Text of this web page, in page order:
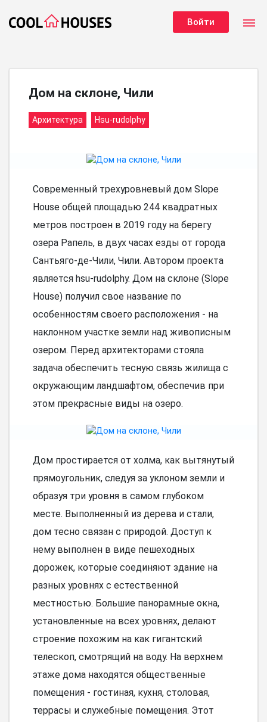
Войти dehaze
Дом на склоне, Чили
Архитектура Hsu-rudolphy
Современный трехуровневый дом Slope
House общей площадью 244 квадратных
метров построен в 2019 году на берегу
озера Рапель, в двух часах езды от города
Сантьяго-де-Чили, Чили. Автором проекта
является hsu-rudolphy. Дом на склоне (Slope
House) получил свое название по
особенностям своего расположения - на
наклонном участке земли над живописным
озером. Перед архитекторами стояла
задача обеспечить тесную связь жилища с
окружающим ландшафтом, обеспечив при
этом прекрасные виды на озеро.
Дом простирается от холма, как вытянутый
прямоугольник, следуя за уклоном земли и
образуя три уровня в самом глубоком
месте. Выполненный из дерева и стали,
дом тесно связан с природой. Доступ к
нему выполнен в виде пешеходных
дорожек, которые соединяют здание на
разных уровнях с естественной
местностью. Большие панорамные окна,
установленные на всех уровнях, делают
строение похожим на как гигантский
телескоп, смотрящий на воду. На верхнем
этаже дома находятся общественные
помещения - гостиная, кухня, столовая,
террасы и служебные помещения. Этот